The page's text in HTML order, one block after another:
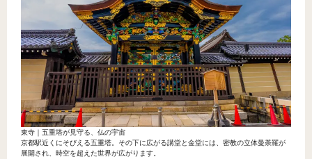
東寺｜五重塔が見守る、仏の宇宙
京都駅近くにそびえる五重塔。その下に広がる講堂と金堂には、密教の立体曼荼羅が
展開され、時空を超えた世界が広がります。